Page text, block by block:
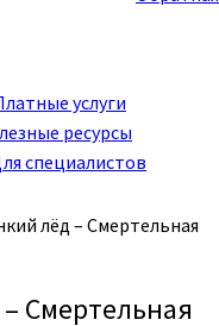
услуги
ресурсы
специалистов
лёд – Смертельная
Смертельная